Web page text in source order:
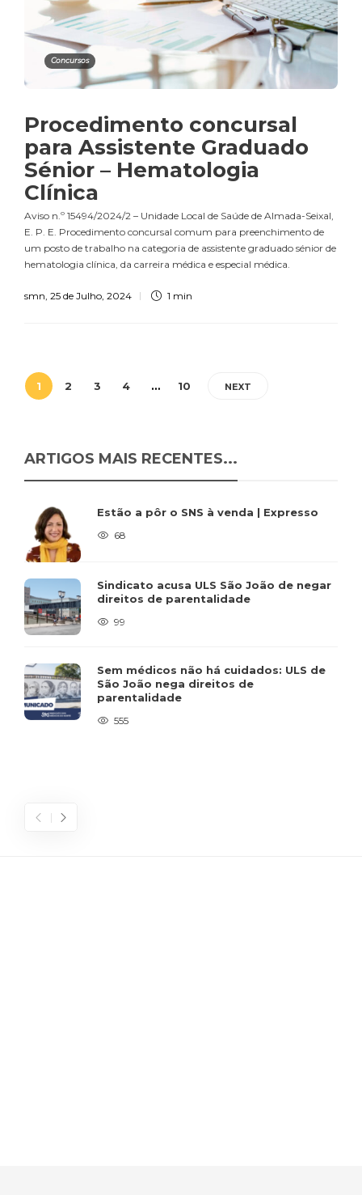
Concursos
Procedimento concursal
para Assistente Graduado
Sénior – Hematologia
Clínica
Aviso n.º 15494/2024/2 – Unidade Local de Saúde de Almada-Seixal,
E. P. E. Procedimento concursal comum para preenchimento de
um posto de trabalho na categoria de assistente graduado sénior de
hematologia clínica, da carreira médica e especial médica.
smn 25 de Julho, 2024 1 min
1 2 3 4 … 10 NEXT
ARTIGOS MAIS RECENTES...
Estão a pôr o SNS à venda | Expresso
68
Sindicato acusa ULS São João de negar
direitos de parentalidade
99
Sem médicos não há cuidados: ULS de
São João nega direitos de
parentalidade
555